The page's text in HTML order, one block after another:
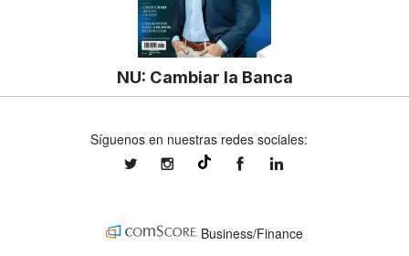
NU: Cambiar la Banca
Síguenos en nuestras redes sociales:
expansionmxexpansionmx ExpansionMex
Business/Finance